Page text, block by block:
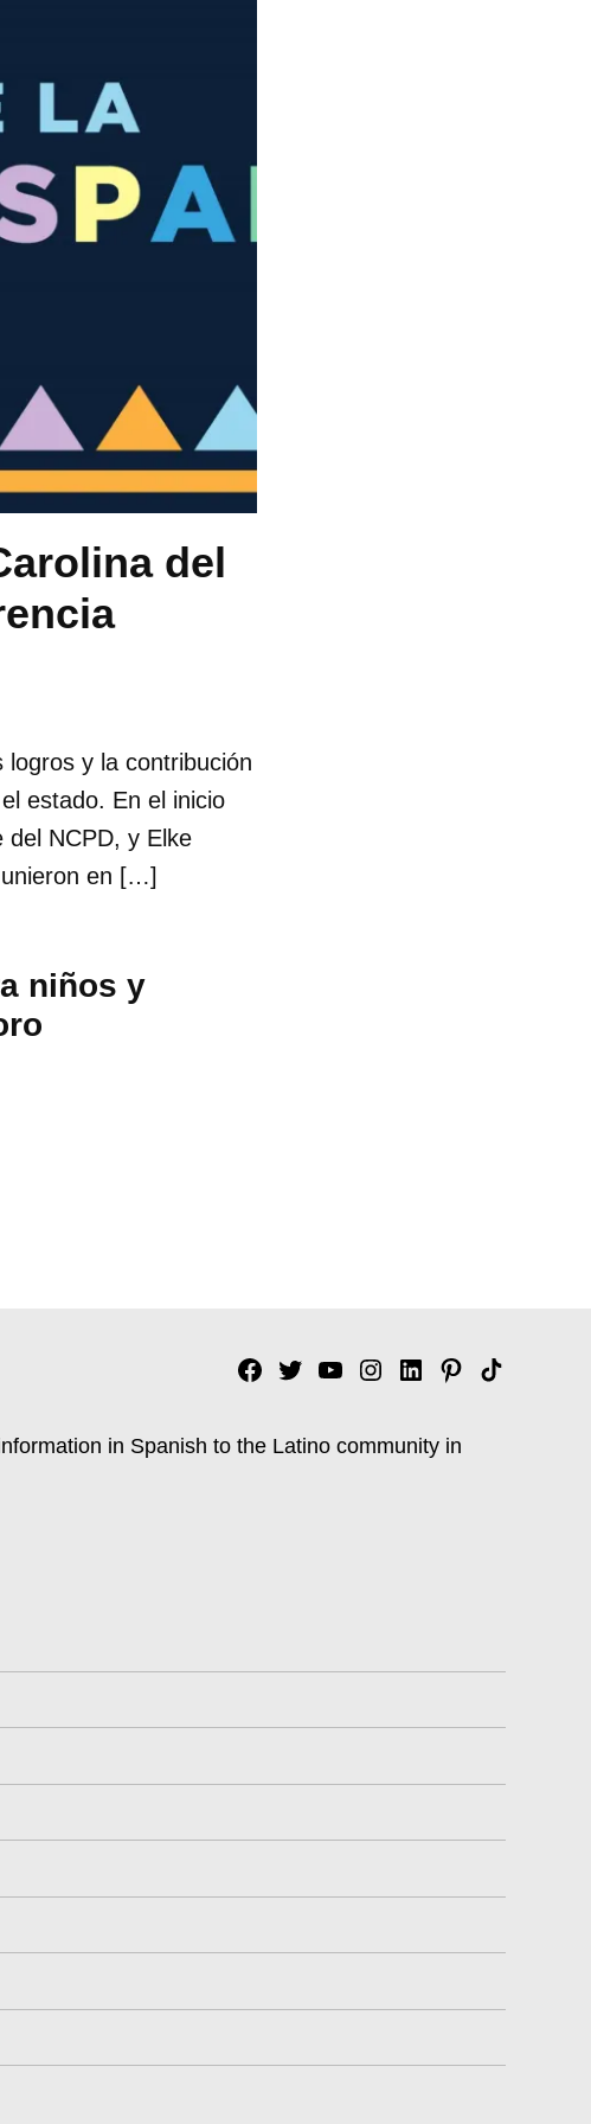
del
y la contribución
estado. En el inicio
del NCPD, y Elke
unieron en […]
niños y
Facebook
TwitterYouTubeInstagram
Linkedin
Pinterest
Tik
in Spanish to the Latino community in